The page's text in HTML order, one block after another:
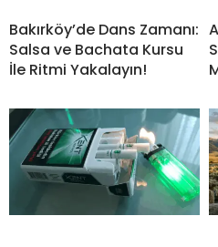
Bakırköy’de Dans Zamanı:
Salsa ve Bachata Kursu
İle Ritmi Yakalayın!